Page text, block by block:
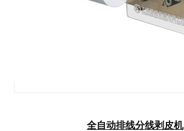
全自动排线分线剥皮机